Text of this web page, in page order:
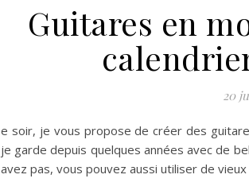
Guitares en
20
e soir, je vous propose de créer des
je garde depuis quelques années avec de
avez pas, vous pouvez aussi utiliser de